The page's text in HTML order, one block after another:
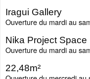
Iragui Gallery
Ouverture du mardi au
Nika Project Space
Ouverture du mardi au
22,48m²